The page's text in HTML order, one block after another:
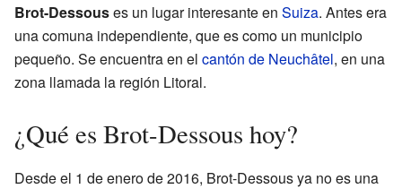
Brot-Dessouses un lugar interesante en Suiza. Antes era
una comuna independiente, que es como un municipio
pequeño. Se encuentra en el cantón de Neuchâtel, en una
zona llamada la región Litoral.
¿Qué es Brot-Dessous hoy?
Desde el 1 de enero de 2016, Brot-Dessous ya no es una